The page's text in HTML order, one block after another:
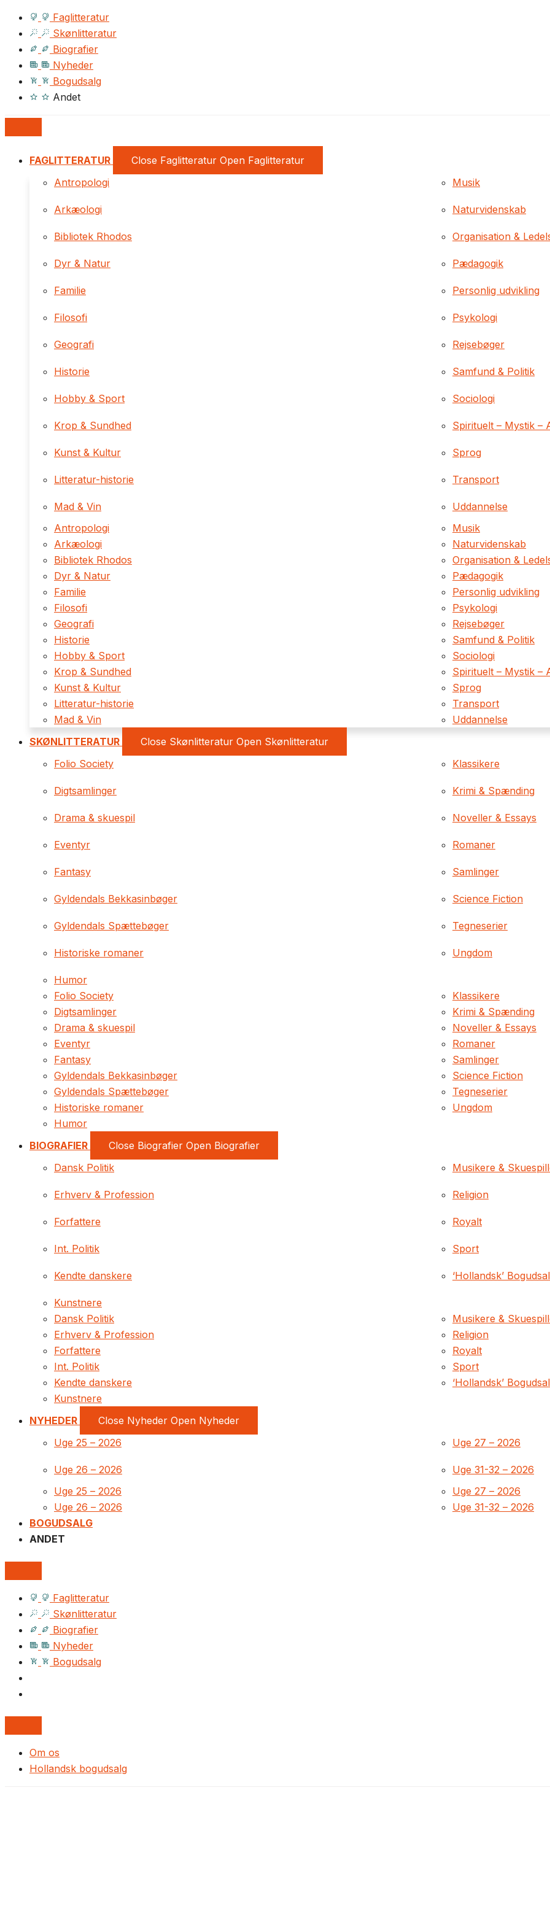
Faglitteratur
Skønlitteratur
Biografier
Nyheder
Bogudsalg
Andet
FAGLITTERATUR Close Faglitteratur Open Faglitteratur
Antropologi
Arkæologi
Bibliotek Rhodos
Dyr & Natur
Familie
Filosofi
Geografi
Historie
Hobby & Sport
Krop & Sundhed
Kunst & Kultur
Litteratur-historie
Mad & Vin
Musik
Naturvidenskab
Organisation &
Pædagogik
Personlig udvikling
Psykologi
Rejsebøger
Samfund & Politik
Sociologi
Spirituelt – Mystik –
Sprog
Transport
Uddannelse
Antropologi
Arkæologi
Bibliotek Rhodos
Dyr & Natur
Familie
Filosofi
Geografi
Historie
Hobby & Sport
Krop & Sundhed
Kunst & Kultur
Litteratur-historie
Mad & Vin
Musik
Naturvidenskab
Organisation &
Pædagogik
Personlig udvikling
Psykologi
Rejsebøger
Samfund & Politik
Sociologi
Spirituelt – Mystik –
Sprog
Transport
Uddannelse
SKØNLITTERATUR
Close Skønlitteratur Open Skønlitteratur
Folio Society
Digtsamlinger
Drama & skuespil
Eventyr
Fantasy
Gyldendals Bekkasinbøger
Gyldendals Spættebøger
Historiske romaner
Humor
Klassikere
Krimi & Spænding
Noveller & Essays
Romaner
Samlinger
Science Fiction
Tegneserier
Ungdom
Folio Society
Digtsamlinger
Drama & skuespil
Eventyr
Fantasy
Gyldendals Bekkasinbøger
Gyldendals Spættebøger
Historiske romaner
Humor
Klassikere
Krimi & Spænding
Noveller & Essays
Romaner
Samlinger
Science Fiction
Tegneserier
Ungdom
BIOGRAFIER Close Biografier Open Biografier
Dansk Politik
Erhverv & Profession
Forfattere
Int. Politik
Kendte danskere
Kunstnere
Musikere &
Religion
Royalt
Sport
‘Hollandsk’
Dansk Politik
Erhverv & Profession
Forfattere
Int. Politik
Kendte danskere
Kunstnere
Musikere &
Religion
Royalt
Sport
‘Hollandsk’
NYHEDER Close Nyheder Open Nyheder
Uge 25 – 2026
Uge 26 – 2026
Uge 27 – 2026
Uge 31-32 – 2026
Uge 25 – 2026
Uge 26 – 2026
Uge 27 – 2026
Uge 31-32 – 2026
BOGUDSALG
ANDET
Faglitteratur
Skønlitteratur
Biografier
Nyheder
Bogudsalg
Om os
Hollandsk bogudsalg